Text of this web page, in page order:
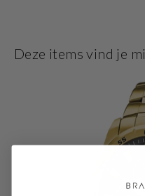
Deze items vind je